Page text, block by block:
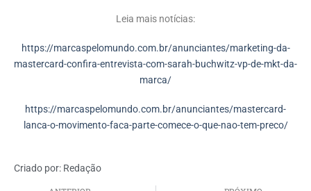
Leia mais notícias:
https://marcaspelomundo.com.br/anunciantes/marketing-da-
mastercard-confira-entrevista-com-sarah-buchwitz-vp-de-mkt-da-
marca/
https://marcaspelomundo.com.br/anunciantes/mastercard-
lanca-o-movimento-faca-parte-comece-o-que-nao-tem-preco/
Criado por: Redação